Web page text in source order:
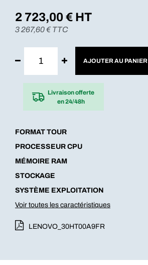
2 723,00€ HT
3 267,60€ TTC
AJOUTER AU PANIER
Livraison offerte
en 24/48h
FORMAT TOUR
PROCESSEUR CPU
MÉMOIRE RAM
STOCKAGE
SYSTÈME EXPLOITATION
Voir toutes les caractéristiques
LENOVO_30HT00A9FR